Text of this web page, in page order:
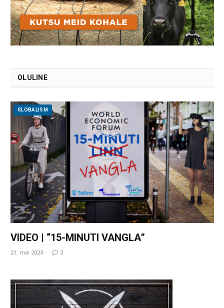
OLULINE
GLOBALISM
VIDEO | “15-MINUTI VANGLA”
21. mai 2023 2